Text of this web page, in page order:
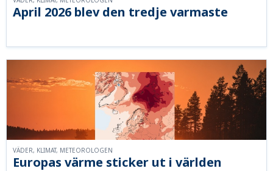
April 2026 blev den tredje varmaste
Europas värme sticker ut i världen
VÄDER, KLIMAT, METEOROLOGEN